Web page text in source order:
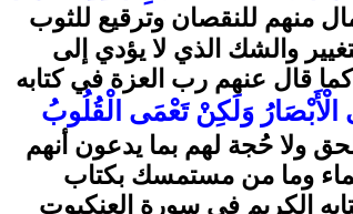
منهم للنقصان وترقيع للثوب
والشك الذي لا يؤدي إلى
كما قال عنهم رب العزة في كتابه
الْأَبْصَارُ وَلَكِنْ تَعْمَى الْقُلُوبُ
ولا حُجة لهم بما يدعون أنهم
وما من مستمسك بكتاب
الكريم في سورة العنكبوت